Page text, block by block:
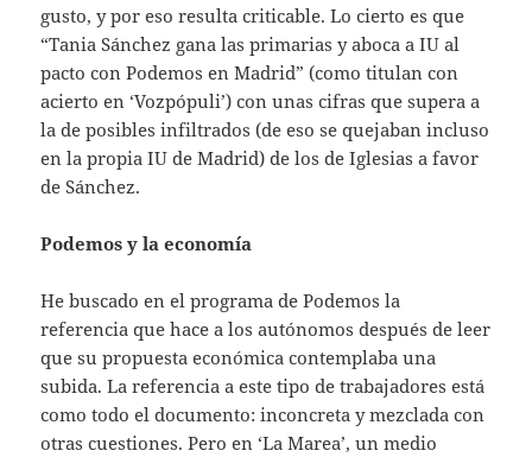
gusto, y por eso resulta criticable. Lo cierto es que
“Tania Sánchez gana las primarias y aboca a IU al
pacto con Podemos en Madrid” (como titulan con
acierto en ‘Vozpópuli’) con unas cifras que supera a
la de posibles infiltrados (de eso se quejaban incluso
en la propia IU de Madrid) de los de Iglesias a favor
de Sánchez.
Podemos y la economía
He buscado en el programa de Podemos la
referencia que hace a los autónomos después de leer
que su propuesta económica contemplaba una
subida. La referencia a este tipo de trabajadores está
como todo el documento: inconcreta y mezclada con
otras cuestiones. Pero en ‘La Marea’, un medio